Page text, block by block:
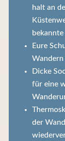
halt an
Eure
Wandern
Dicke
für eine
der